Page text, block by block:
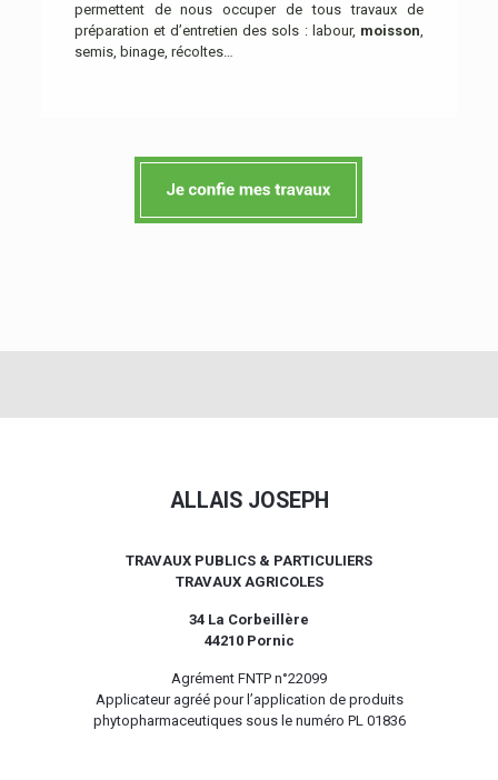
permettent de nous occuper de tous travaux de
préparation et d’entretien des sols : labour, moisson,
semis, binage, récoltes…
ALLAIS JOSEPH
TRAVAUX PUBLICS & PARTICULIERS
TRAVAUX AGRICOLES
34 La Corbeillère
44210 Pornic
Agrément FNTP n°22099
Applicateur agréé pour l’application de produits
phytopharmaceutiques sous le numéro PL 01836